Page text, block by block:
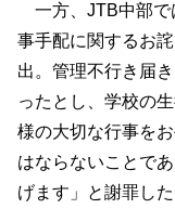
一方、JTB中部で
事手配に関するお
出。管理不行き届
ったとし、学校の
様の大切な行事を
はならないことで
げます」と謝罪した